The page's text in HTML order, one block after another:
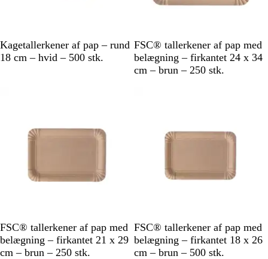
H
v
Kagetallerkener af pap – rund
18 cm – hvid – 500 stk.
B
r
u
FSC® tallerkener af pap med
belægning – firkantet 24 x 34
cm – brun – 250 stk.
B
r
u
FSC® tallerkener af pap med
belægning – firkantet 21 x 29
cm – brun – 250 stk.
B
r
u
FSC® tallerkener af pap med
belægning – firkantet 18 x 26
cm – brun – 500 stk.